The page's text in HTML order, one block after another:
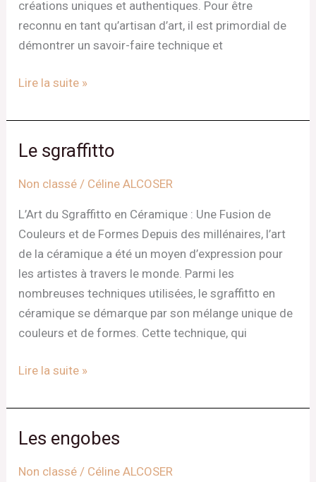
créations uniques et authentiques. Pour être
reconnu en tant qu’artisan d’art, il est primordial de
démontrer un savoir-faire technique et
Lire la suite »
Le sgraffitto
Non classé / Céline ALCOSER
L’Art du Sgraffitto en Céramique : Une Fusion de
Couleurs et de Formes Depuis des millénaires, l’art
de la céramique a été un moyen d’expression pour
les artistes à travers le monde. Parmi les
nombreuses techniques utilisées, le sgraffitto en
céramique se démarque par son mélange unique de
couleurs et de formes. Cette technique, qui
Le
Lire la suite »
Les engobes
Non classé / Céline ALCOSER
Les